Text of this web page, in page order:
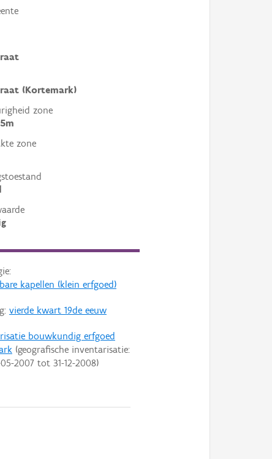
(Kortemark)
zone
zone
kapellen (klein erfgoed)
vierde kwart 19de eeuw
bouwkundig erfgoed
(geografische inventarisatie:
2007tot 31-12-2008)